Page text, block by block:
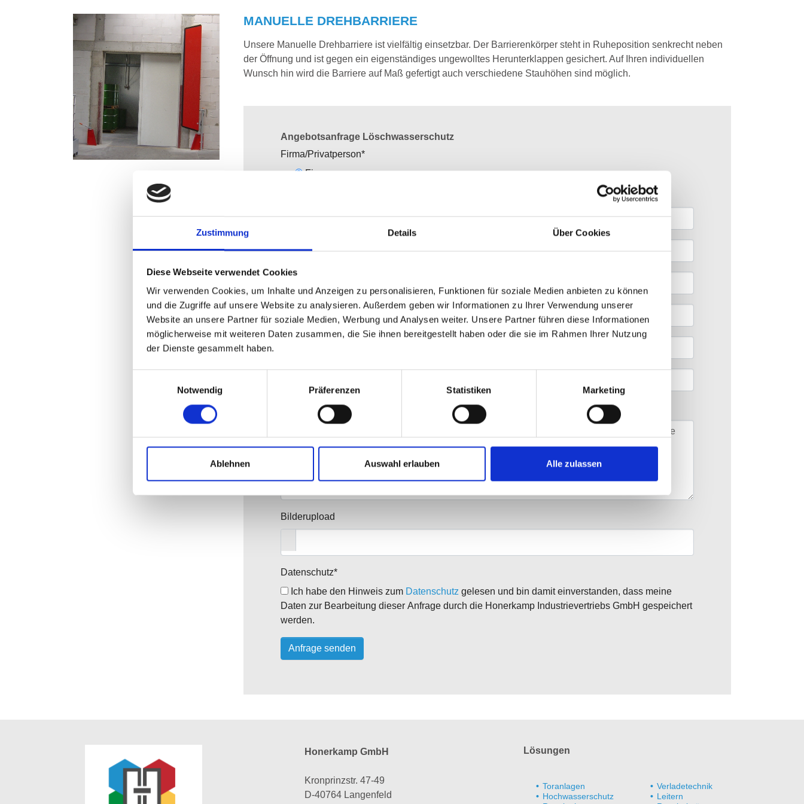
Zustimmung Details Über Cookies
Diese Webseite verwendet Cookies
Wir verwenden Cookies, um Inhalte und Anzeigen zu personalisieren, Funktionen für soziale Medien anbieten zu können
und die Zugriffe auf unsere Website zu analysieren. Außerdem geben wir Informationen zu Ihrer Verwendung unserer
Website an unsere Partner für soziale Medien, Werbung und Analysen weiter. Unsere Partner führen diese Informationen
möglicherweise mit weiteren Daten zusammen, die Sie ihnen bereitgestellt haben oder die sie im Rahmen Ihrer Nutzung
der Dienste gesammelt haben.
Notwendig
Präferenzen Statistiken Marketing
Ablehnen Auswahl erlauben Alle zulassen
MANUELLE DREHBARRIERE
Unsere Manuelle Drehbarriere ist vielfältig einsetzbar. Der Barrierenkörper steht in Ruheposition senkrecht neben
der Öffnung und ist gegen ein eigenständiges ungewolltes Herunterklappen gesichert. Auf Ihren individuellen
Wunsch hin wird die Barriere auf Maß gefertigt auch verschiedene Stauhöhen sind möglich.
Angebotsanfrage Löschwasserschutz
Firma/Privatperson*
Firma
Nachricht
Bilderupload
Datenschutz*
Ich habe den Hinweis zum Datenschutz gelesen und bin damit einverstanden, dass meine
Daten zur Bearbeitung dieser Anfrage durch die Honerkamp Industrievertriebs GmbH gespeichert
werden.
Honerkamp GmbH
Kronprinzstr. 47-49
D-40764 Langenfeld
Lösungen
Toranlagen
Hochwasserschutz
Verladetechnik
Leitern